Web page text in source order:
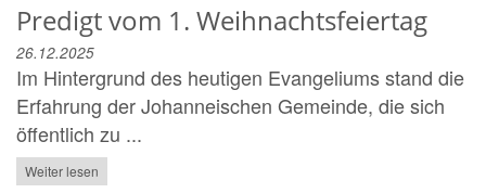
Predigt vom 1. Weihnachtsfeiertag
26.12.2025
Im Hintergrund des heutigen Evangeliums stand die
Erfahrung der Johanneischen Gemeinde, die sich
öffentlich zu ...
Weiter lesen